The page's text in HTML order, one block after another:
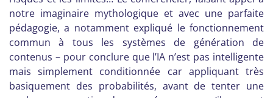
notre imaginaire mythologique et avec une parfaite
pédagogie, a notamment expliqué le fonctionnement
commun à tous les systèmes de génération de
contenus – pour conclure que l’IA n’est pas intelligente
mais simplement conditionnée car appliquant très
basiquement des probabilités, avant de tenter une